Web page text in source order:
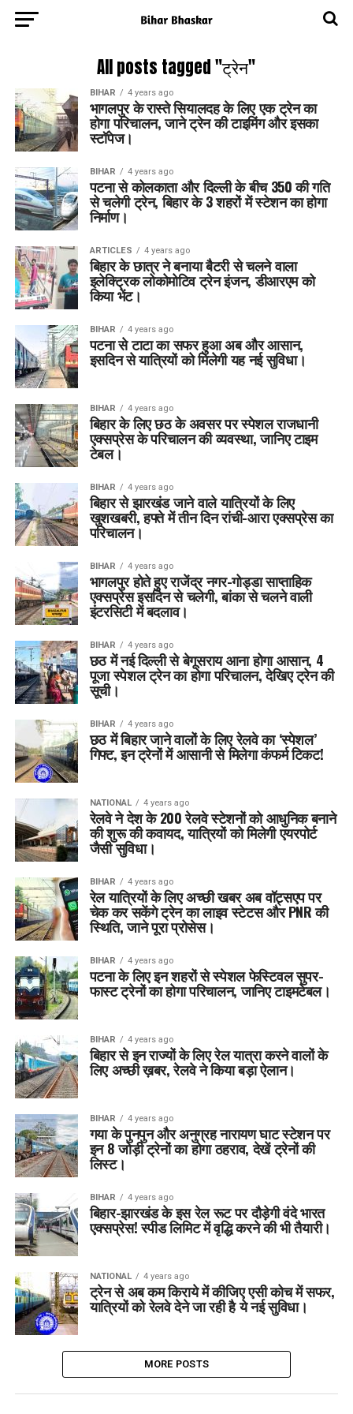
All posts tagged "ट्रेन"
BIHAR 4 years ago
भागलपुर के रास्‍ते सियालदह के लिए एक ट्रेन का
होगा परिचालन, जाने ट्रेन की टाइमिंग और इसका
स्टॉपेज।
BIHAR 4 years ago
पटना से कोलकाता और दिल्ली के बीच 350 की गति
से चलेगी ट्रेन, बिहार के 3 शहरों में स्टेशन का होगा
निर्माण।
ARTICLES 4 years ago
बिहार के छात्र ने बनाया बैटरी से चलने वाला
इलेक्ट्रिक लोकोमोटिव ट्रेन इंजन, डीआरएम को
किया भेंट।
BIHAR 4 years ago
पटना से टाटा का सफर हुआ अब और आसान,
इसदिन से यात्रियों को मिलेगी यह नई सुविधा।
BIHAR 4 years ago
बिहार के लिए छठ के अवसर पर स्पेशल राजधानी
एक्सप्रेस के परिचालन की व्यवस्था, जानिए टाइम
टेबल।
BIHAR 4 years ago
बिहार से झारखंड जाने वाले यात्रियों के लिए
खुशखबरी, हफ्ते में तीन दिन रांची-आरा एक्सप्रेस का
परिचालन।
BIHAR 4 years ago
भागलपुर होते हुए राजेंद्र नगर-गोड्डा साप्ताहिक
एक्सप्रेस इसदिन से चलेगी, बांका से चलने वाली
इंटरसिटी में बदलाव।
BIHAR 4 years ago
छठ में नई दिल्ली से बेगूसराय आना होगा आसान, 4
पूजा स्पेशल ट्रेन का होगा परिचालन, देखिए ट्रेन की
सूची।
BIHAR 4 years ago
छठ में बिहार जाने वालों के लिए रेलवे का ‘स्पेशल’
गिफ्ट, इन ट्रेनों में आसानी से मिलेगा कंफर्म टिकट!
NATIONAL 4 years ago
रेलवे ने देश के 200 रेलवे स्टेशनों को आधुनिक बनाने
की शुरू की कवायद, यात्रियों को मिलेगी एयरपोर्ट
जैसी सुविधा।
BIHAR 4 years ago
रेल यात्रियों के लिए अच्छी खबर अब वॉट्सएप पर
चेक कर सकेंगे ट्रेन का लाइव स्टेटस और PNR की
स्थिति, जाने पूरा प्रोसेस।
BIHAR 4 years ago
पटना के लिए इन शहरों से स्पेशल फेस्टिवल सुपर-
फास्ट ट्रेनों का होगा परिचालन, जानिए टाइमटेबल।
BIHAR 4 years ago
बिहार से इन राज्यों के लिए रेल यात्रा करने वालों के
लिए अच्छी ख़बर, रेलवे ने किया बड़ा ऐलान।
BIHAR 4 years ago
गया के पुनपुन और अनुग्रह नारायण घाट स्टेशन पर
इन 8 जोड़ी ट्रेनों का होगा ठहराव, देखें ट्रेनों की
लिस्ट।
BIHAR 4 years ago
बिहार-झारखंड के इस रेल रूट पर दौड़ेगी वंदे भारत
एक्सप्रेस! स्पीड लिमिट में वृद्धि करने की भी तैयारी।
NATIONAL 4 years ago
ट्रेन से अब कम किराये में कीजिए एसी कोच में सफर,
यात्रियों को रेलवे देने जा रही है ये नई सुविधा।
MORE POSTS